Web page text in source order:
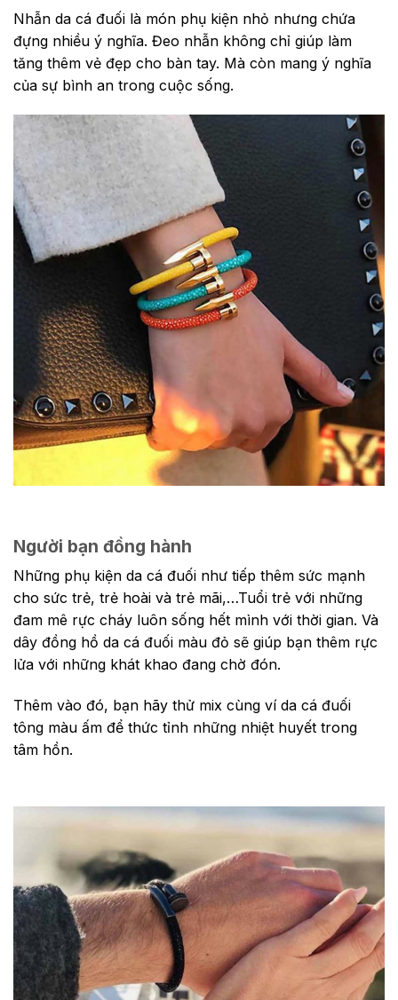
Nhẫn da cá đuối là món phụ kiện nhỏ nhưng chứa
đựng nhiều ý nghĩa. Đeo nhẫn không chỉ giúp làm
tăng thêm vẻ đẹp cho bàn tay. Mà còn mang ý nghĩa
của sự bình an trong cuộc sống.
Người bạn đồng hành
Những phụ kiện da cá đuối như tiếp thêm sức mạnh
cho sức trẻ, trẻ hoài và trẻ mãi,…Tuổi trẻ với những
đam mê rực cháy luôn sống hết mình với thời gian. Và
dây đồng hồ da cá đuối màu đỏ sẽ giúp bạn thêm rực
lửa với những khát khao đang chờ đón.
Thêm vào đó, bạn hãy thử mix cùng ví da cá đuối
tông màu ấm để thức tỉnh những nhiệt huyết trong
tâm hồn.